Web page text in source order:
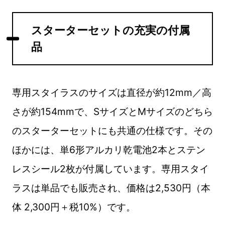
スターターセットの充実の付属
品
専用スタイラスのサイズは直径が約12mm／高
さが約154mmで、SサイズとMサイズのどちら
のスターターセットにも共通の仕様です。その
ほかには、単6形アルカリ乾電池2本とステン
レスシール2枚が付属しています。専用スタイ
ラスは単品でも販売され、価格は2,530円（本
体 2,300円＋税10%）です。